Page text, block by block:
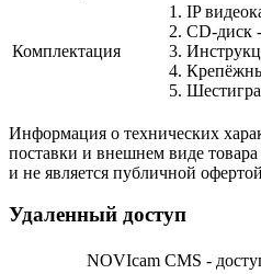
Комплектация
1. IP
2. СD-диск
3.
4.
5.
Информация о технических
поставки и внешнем виде
и не является публичной
Удаленный доступ
NOVIcam CMS -